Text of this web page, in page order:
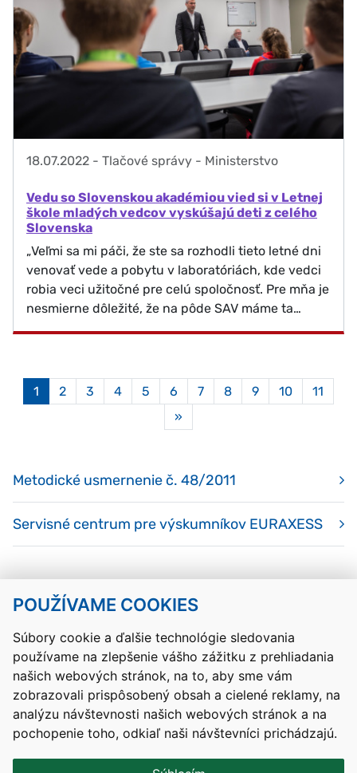
POUŽÍVAME COOKIES
Súbory cookie a ďalšie technológie sledovania
používame na zlepšenie vášho zážitku z prehliadania
našich webových stránok, na to, aby sme vám
zobrazovali prispôsobený obsah a cielené reklamy, na
analýzu návštevnosti našich webových stránok a na
pochopenie toho, odkiaľ naši návštevníci prichádzajú.
18.07.2022 - Tlačové správy - Ministerstvo
Vedu so Slovenskou akadémiou vied si v Letnej
škole mladých vedcov vyskúšajú deti z celého
Slovenska
„Veľmi sa mi páči, že ste sa rozhodli tieto letné dni
venovať vede a pobytu v laboratóriách, kde vedci
robia veci užitočné pre celú spoločnosť. Pre mňa je
nesmierne dôležité, že na pôde SAV máme ta…
1 Aktuálna
stránka
2 3 4 5 6 7 8 9 10
11
»
Metodické usmernenie č. 48/2011
Servisné centrum pre výskumníkov EURAXESS
Kontakty Mapa stránky RSS
Vyhlásenie o prístupnosti
Nastavenia cookies
Prevádzkovateľom služby je Ministerstvo školstva, výskumu,
vývoja a mládeže Slovenskej republiky.